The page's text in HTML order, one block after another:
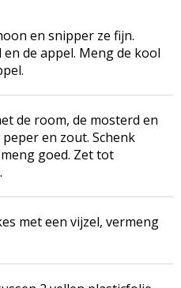
en snipper ze fijn.
de appel. Meng de kool
de room, de mosterd en
en zout. Schenk
goed. Zet tot
met een vijzel, vermeng